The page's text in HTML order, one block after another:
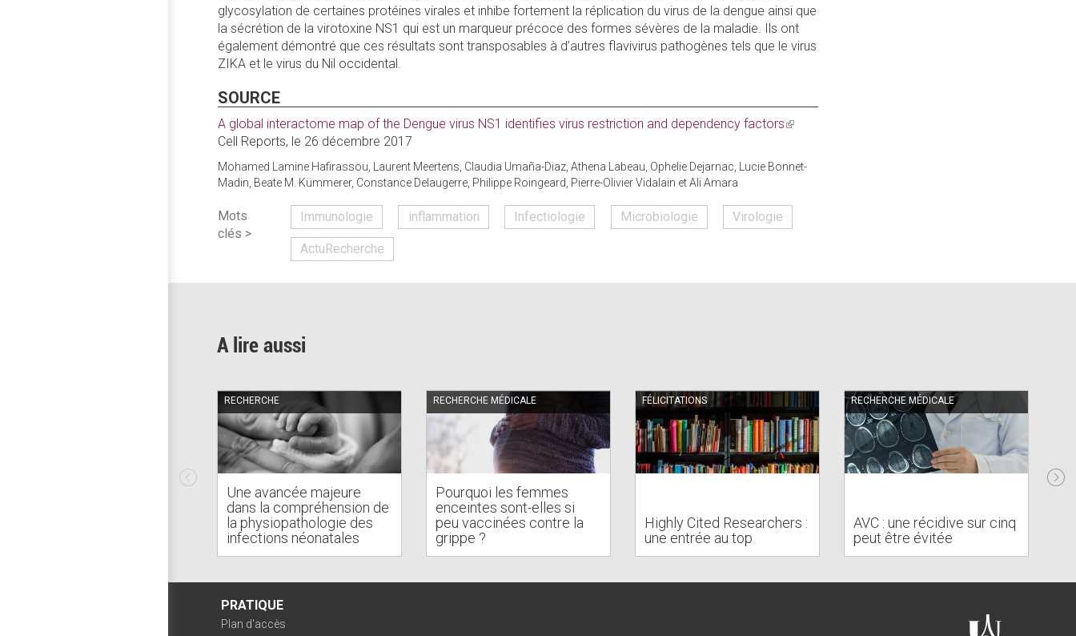
glycosylation de certaines protéines virales et inhibe fortement la réplication du virus de la dengue ainsi que
la sécrétion de la virotoxine NS1 qui est un marqueur précoce des formes sévères de la maladie. Ils ont
également démontré que ces résultats sont transposables à d’autres flavivirus pathogènes tels que le virus
ZIKA et le virus du Nil occidental.
SOURCE
A global interactome map of the Dengue virus NS1 identifies virus restriction and dependency factors(link
external)
Cell Reports, le 26 décembre 2017
Mohamed Lamine Hafirassou, Laurent Meertens, Claudia Umaña-Diaz, Athena Labeau, Ophelie Dejarnac, Lucie Bonnet-
Madin, Beate M. Kümmerer, Constance Delaugerre, Philippe Roingeard, Pierre-Olivier Vidalain et Ali Amara
Mots
clés >
Immunologie inflammation Infectiologie Microbiologie Virologie
ActuRecherche
A lire aussi
RECHERCHE
Une avancée majeure
dans la compréhension de
la physiopathologie des
infections néonatales
RECHERCHE MÉDICALE
Pourquoi les femmes
enceintes sont-elles si
peu vaccinées contre la
grippe ?
FÉLICITATIONS
Highly Cited Researchers :
une entrée au top
RECHERCHE MÉDICALE
AVC : une récidive sur cinq
peut être évitée
PRATIQUE
Plan d'accès